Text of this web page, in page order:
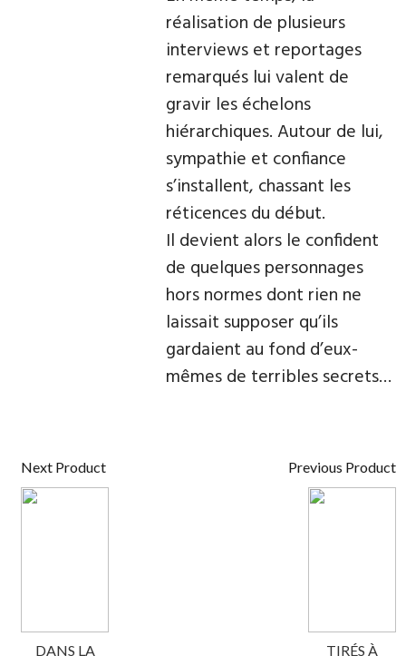
réalisation de plusieurs
interviews et reportages
remarqués lui valent de
gravir les échelons
hiérarchiques. Autour de lui,
sympathie et confiance
s’installent, chassant les
réticences du début.
Il devient alors le confident
de quelques personnages
hors normes dont rien ne
laissait supposer qu’ils
gardaient au fond d’eux-
mêmes de terribles secrets…
Next Product
DANS LA
Previous Product
TIRÉS À